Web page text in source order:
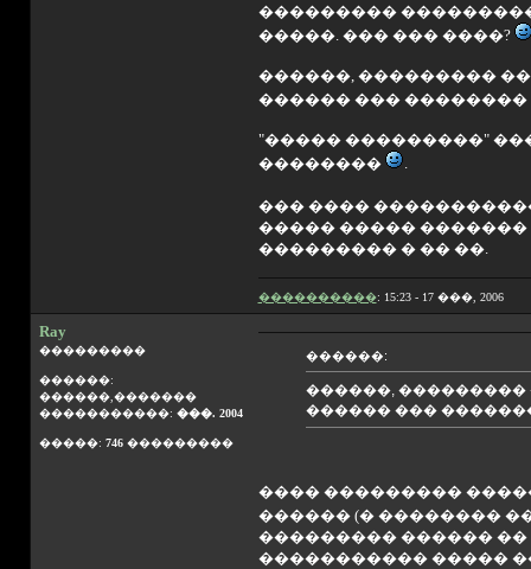
���������
�����. ��� ��� ����?
������, ���������
������ ��� ��������
"����� ���������"
��������
.
��� ����
����� �����
��������� � �� ��.
����������: 15:23 - 17 ���, 2006
Ray
���������
������:
������,�������
�����������: ���. 2004
�����: 746���������
������:
������, ���������
������ ���
���� ���������
������ (� ��������
��������� ������ ��
����������� �����